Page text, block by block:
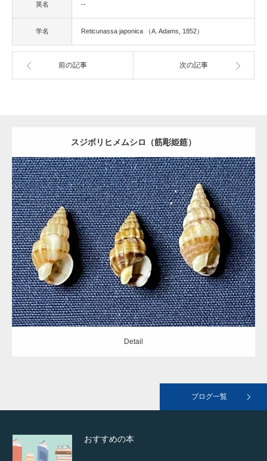
英名 --
学名 Reticunassa japonica （A. Adams, 1852）
前の記事 次の記事
スジボリヒメムシロ（筋彫姫筵）
Update:2021.05.19
Category:ムシロガイ科
Detail
Detail
ブログ一覧
gallery39
landscape02
landscape01